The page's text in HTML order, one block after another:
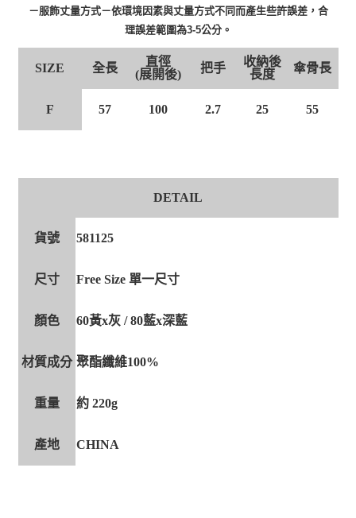
－服飾丈量方式－依環境因素與丈量方式不同而產生些許誤差，合
理誤差範圍為3-5公分。
SIZE 全長
直徑
(展開後)
把手
收納後
長度
傘骨長
F 57 100 2.7 25 55
DETAIL
貨號 581125
尺寸 Free Size 單一尺寸
顏色 60黃x灰 / 80藍x深藍
材質成分 聚酯纖維100%
重量 約 220g
產地 CHINA